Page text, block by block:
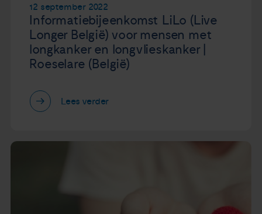
12 september 2022
Informatiebijeenkomst LiLo (Live
Longer België) voor mensen met
longkanker en longvlieskanker |
Roeselare (België)
Lees verder